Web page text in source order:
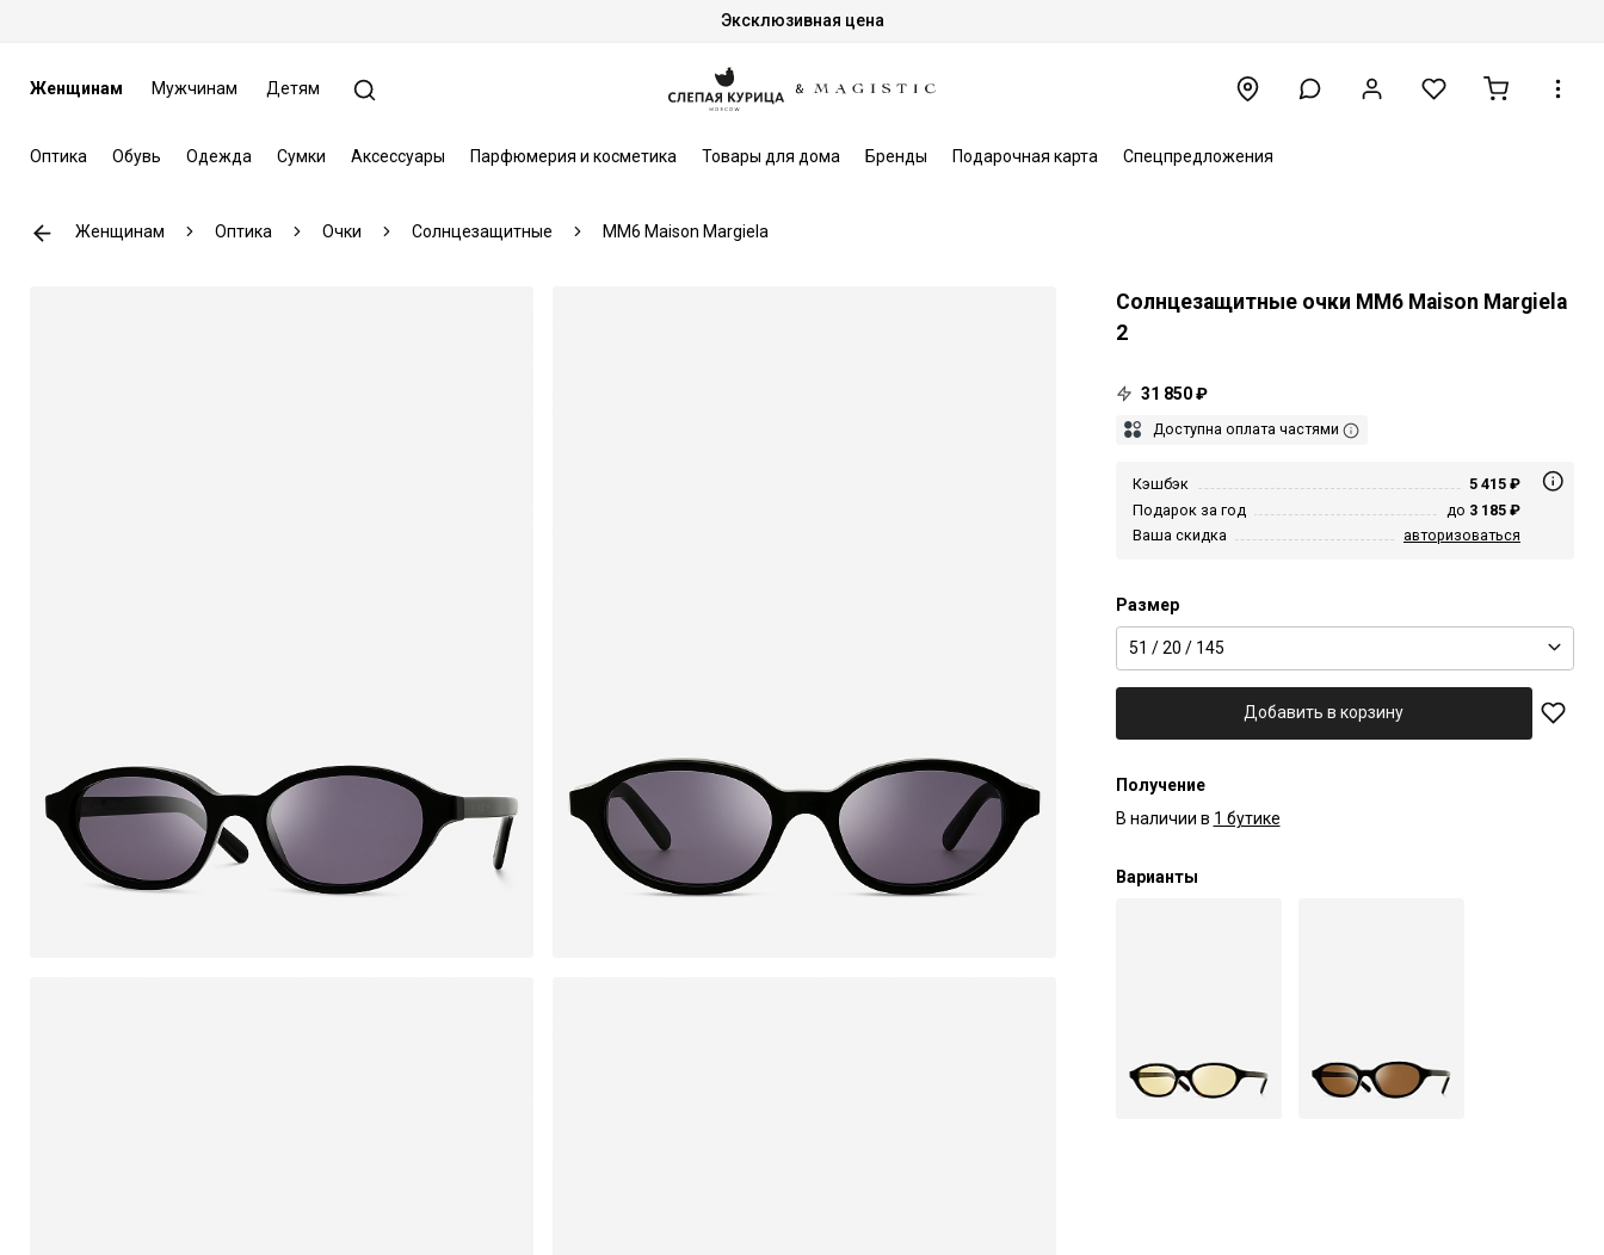
Эксклюзивная цена
Женщинам Мужчинам Детям
Оптика Обувь Одежда Сумки Аксессуары Парфюмерия и косметика Товары для дома Бренды Подарочная карта Спецпредложения
Женщинам Оптика Очки Солнцезащитные MM6 Maison Margiela
Солнцезащитные очки MM6 Maison Margiela
2
31 850 ₽
Доступна оплата частями
Кэшбэк
5 415 ₽
Подарок за год
до 3 185 ₽
Ваша скидка
авторизоваться
Размер
51 / 20 / 145
Добавить в корзину
Получение
В наличии в 1 бутике
Варианты